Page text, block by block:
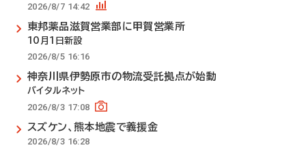
2026/8/7 14:42
東邦薬品滋賀営業部に甲賀営業所
10月1日新設
2026/8/5 16:16
神奈川県伊勢原市の物流受託拠点が始動
バイタルネット
2026/8/3 17:08
スズケン、熊本地震で義援金
2026/8/3 16:28